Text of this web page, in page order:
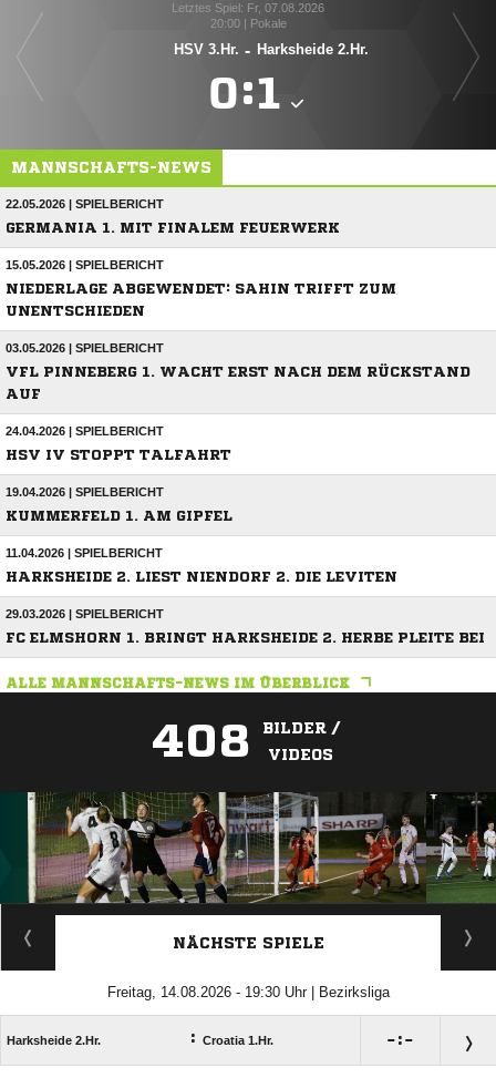
Letztes Spiel: Fr, 07.08.2026
20:00 | Pokale
HSV 3.Hr. - Harksheide 2.Hr.
:
MANNSCHAFTS-NEWS
22.05.2026 | SPIELBERICHT
GERMANIA 1. MIT FINALEM FEUERWERK
15.05.2026 | SPIELBERICHT
NIEDERLAGE ABGEWENDET: SAHIN TRIFFT ZUM
UNENTSCHIEDEN
03.05.2026 | SPIELBERICHT
VFL PINNEBERG 1. WACHT ERST NACH DEM RÜCKSTAND
AUF
24.04.2026 | SPIELBERICHT
HSV IV STOPPT TALFAHRT
19.04.2026 | SPIELBERICHT
KUMMERFELD 1. AM GIPFEL
11.04.2026 | SPIELBERICHT
HARKSHEIDE 2. LIEST NIENDORF 2. DIE LEVITEN
29.03.2026 | SPIELBERICHT
FC ELMSHORN 1. BRINGT HARKSHEIDE 2. HERBE PLEITE BEI
ALLE MANNSCHAFTS-NEWS IM ÜBERBLICK
408
BILDER /
VIDEOS
ANZEIGE
NÄCHSTE SPIELE
Freitag, 14.08.2026 - 19:30 Uhr | Bezirksliga
Harksheide 2.Hr. : Croatia 1.Hr. :